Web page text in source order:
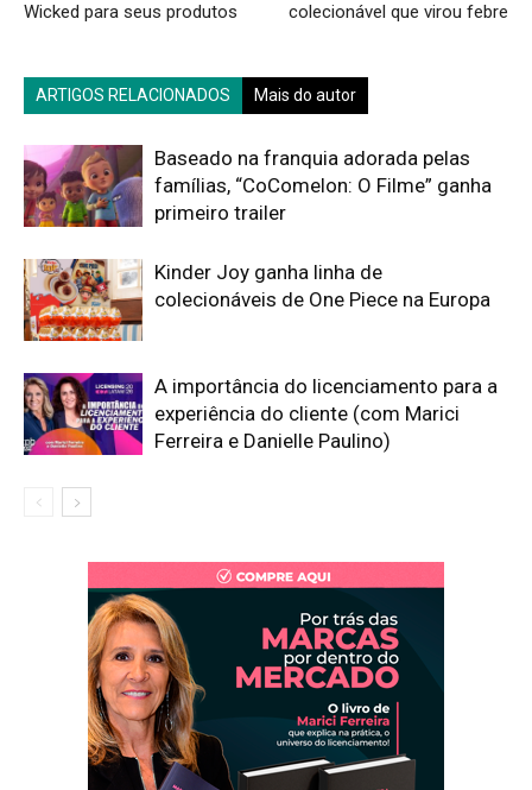
Wicked para seus produtos
colecionável que virou febre
ARTIGOS RELACIONADOS Mais do autor
Baseado na franquia adorada pelas
famílias, “CoComelon: O Filme” ganha
primeiro trailer
Kinder Joy ganha linha de
colecionáveis de One Piece na Europa
A importância do licenciamento para a
experiência do cliente (com Marici
Ferreira e Danielle Paulino)